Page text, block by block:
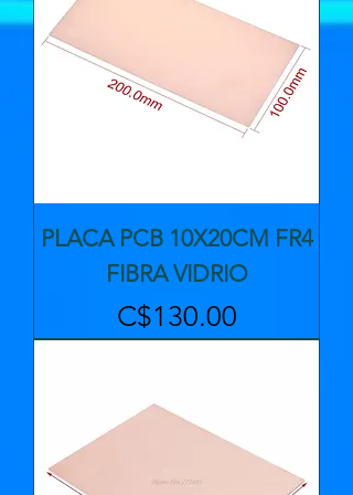
PLACA PCB 10X20CM FR4
FIBRA VIDRIO
Precio
C$130.00